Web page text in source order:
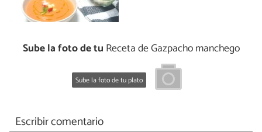
Sube la foto de tu Receta de Gazpacho manchego
Sube la foto de tu plato
Escribir comentario